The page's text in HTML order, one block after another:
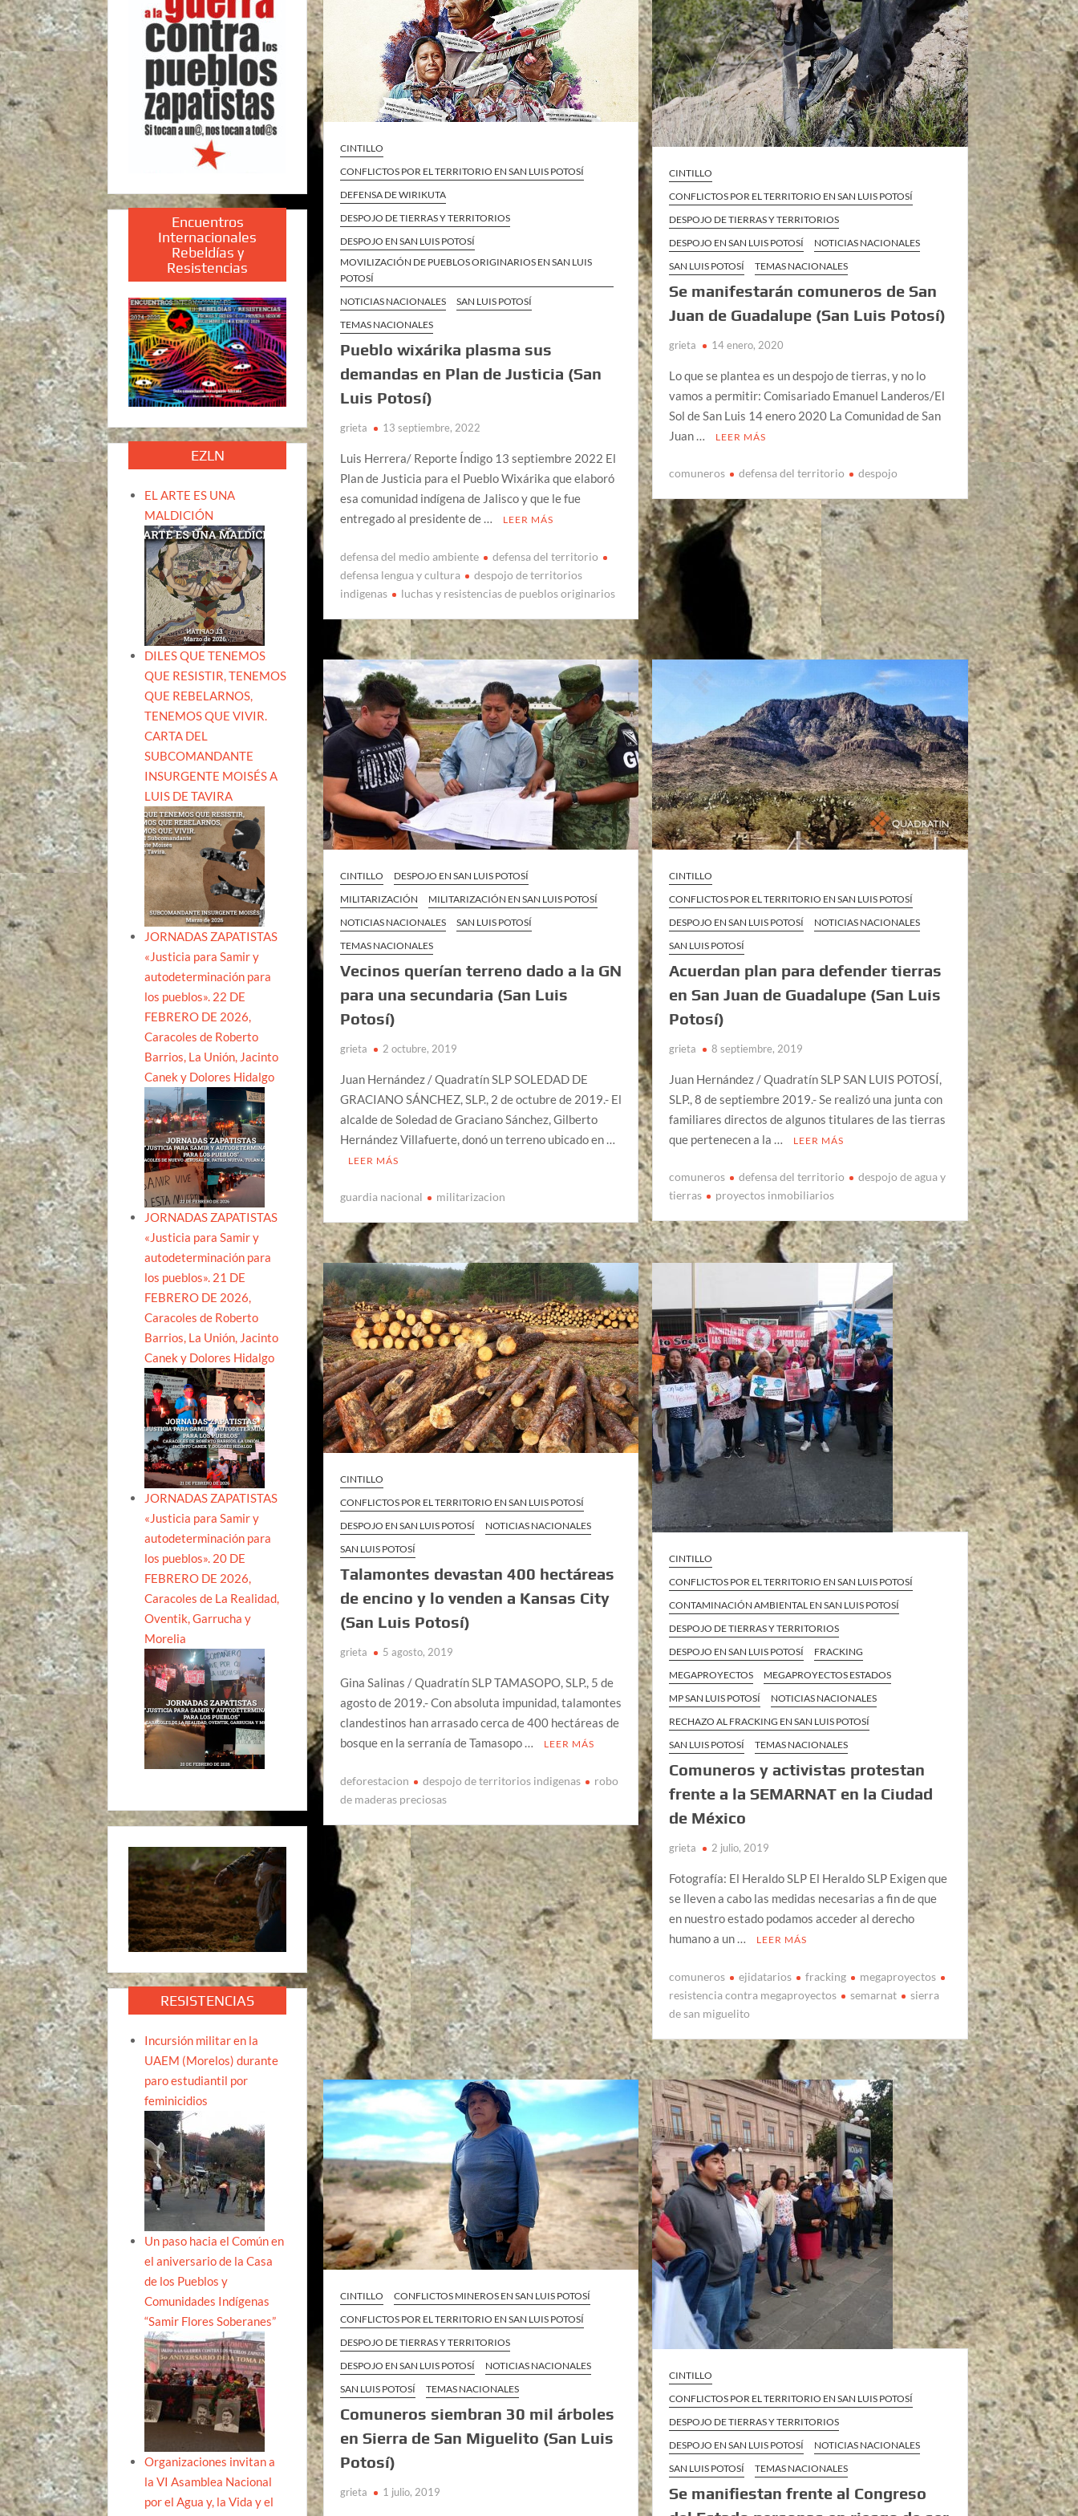
CINTILLO
CONFLICTOS POR EL TERRITORIO EN SAN LUIS POTOSÍ
DEFENSA DE WIRIKUTA
DESPOJO DE TIERRAS Y TERRITORIOS
DESPOJO EN SAN LUIS POTOSÍ
MOVILIZACIÓN DE PUEBLOS ORIGINARIOS EN SAN LUIS
POTOSÍ
NOTICIAS NACIONALES
SAN LUIS POTOSÍ
TEMAS NACIONALES
Pueblo wixárika plasma sus
demandas en Plan de Justicia (San
Luis Potosí)
grieta 13 septiembre, 2022
Luis Herrera/ Reporte Índigo 13 septiembre 2022 El
Plan de Justicia para el Pueblo Wixárika que elaboró
esa comunidad indígena de Jalisco y que le fue
entregado al presidente de …
LEER MÁS
defensa del medio ambiente
defensa del territorio
defensa lengua y cultura
despojo de territorios
indigenas
luchas y resistencias de pueblos originarios
CINTILLO
CONFLICTOS POR EL TERRITORIO EN SAN LUIS POTOSÍ
DESPOJO DE TIERRAS Y TERRITORIOS
DESPOJO EN SAN LUIS POTOSÍ
NOTICIAS NACIONALES
SAN LUIS POTOSÍ
TEMAS NACIONALES
Se manifestarán comuneros de San
Juan de Guadalupe (San Luis Potosí)
grieta 14 enero, 2020
Lo que se plantea es un despojo de tierras, y no lo
vamos a permitir: Comisariado Emanuel Landeros/El
Sol de San Luis 14 enero 2020 La Comunidad de San
Juan …
LEER MÁS
comuneros defensa del territorio despojo
CINTILLO
DESPOJO EN SAN LUIS POTOSÍ
MILITARIZACIÓN
MILITARIZACIÓN EN SAN LUIS POTOSÍ
NOTICIAS NACIONALES
SAN LUIS POTOSÍ
TEMAS NACIONALES
Vecinos querían terreno dado a la GN
para una secundaria (San Luis
Potosí)
grieta 2 octubre, 2019
Juan Hernández / Quadratín SLP SOLEDAD DE
GRACIANO SÁNCHEZ, SLP., 2 de octubre de 2019.- El
alcalde de Soledad de Graciano Sánchez, Gilberto
Hernández Villafuerte, donó un terreno ubicado en …
LEER MÁS
guardia nacional militarizacion
CINTILLO
CONFLICTOS POR EL TERRITORIO EN SAN LUIS POTOSÍ
DESPOJO EN SAN LUIS POTOSÍ
NOTICIAS NACIONALES
SAN LUIS POTOSÍ
Acuerdan plan para defender tierras
en San Juan de Guadalupe (San Luis
Potosí)
grieta 8 septiembre, 2019
Juan Hernández / Quadratín SLP SAN LUIS POTOSÍ,
SLP., 8 de septiembre 2019.- Se realizó una junta con
familiares directos de algunos titulares de las tierras
que pertenecen a la …
LEER MÁS
comuneros defensa del territorio
despojo de agua y
tierras
proyectos inmobiliarios
CINTILLO
CONFLICTOS POR EL TERRITORIO EN SAN LUIS POTOSÍ
DESPOJO EN SAN LUIS POTOSÍ
NOTICIAS NACIONALES
SAN LUIS POTOSÍ
Talamontes devastan 400 hectáreas
de encino y lo venden a Kansas City
(San Luis Potosí)
grieta 5 agosto, 2019
Gina Salinas / Quadratín SLP TAMASOPO, SLP., 5 de
agosto de 2019.- Con absoluta impunidad, talamontes
clandestinos han arrasado cerca de 400 hectáreas de
bosque en la serranía de Tamasopo …
LEER MÁS
deforestacion despojo de territorios indigenas
robo
de maderas preciosas
CINTILLO
CONFLICTOS POR EL TERRITORIO EN SAN LUIS POTOSÍ
CONTAMINACIÓN AMBIENTAL EN SAN LUIS POTOSÍ
DESPOJO DE TIERRAS Y TERRITORIOS
DESPOJO EN SAN LUIS POTOSÍ
FRACKING
MEGAPROYECTOS
MEGAPROYECTOS ESTADOS
MP SAN LUIS POTOSÍ
NOTICIAS NACIONALES
RECHAZO AL FRACKING EN SAN LUIS POTOSÍ
SAN LUIS POTOSÍ
TEMAS NACIONALES
Comuneros y activistas protestan
frente a la SEMARNAT en la Ciudad
de México
grieta 2 julio, 2019
Fotografía: El Heraldo SLP El Heraldo SLP Exigen que
se lleven a cabo las medidas necesarias a fin de que
en nuestro estado podamos acceder al derecho
humano a un …
LEER MÁS
comuneros ejidatarios fracking
megaproyectos
resistencia contra megaproyectos
semarnat
sierra
de san miguelito
CINTILLO
CONFLICTOS MINEROS EN SAN LUIS POTOSÍ
CONFLICTOS POR EL TERRITORIO EN SAN LUIS POTOSÍ
DESPOJO DE TIERRAS Y TERRITORIOS
DESPOJO EN SAN LUIS POTOSÍ
NOTICIAS NACIONALES
SAN LUIS POTOSÍ
TEMAS NACIONALES
Comuneros siembran 30 mil árboles
en Sierra de San Miguelito (San Luis
Potosí)
grieta 1 julio, 2019
CINTILLO
CONFLICTOS POR EL TERRITORIO EN SAN LUIS POTOSÍ
DESPOJO DE TIERRAS Y TERRITORIOS
DESPOJO EN SAN LUIS POTOSÍ
NOTICIAS NACIONALES
SAN LUIS POTOSÍ
TEMAS NACIONALES
Se manifiestan frente al Congreso
Encuentros
Internacionales
Rebeldías y
Resistencias
EZLN
EL ARTE ES UNA
MALDICIÓN
DILES QUE TENEMOS
QUE RESISTIR, TENEMOS
QUE REBELARNOS,
TENEMOS QUE VIVIR.
CARTA DEL
SUBCOMANDANTE
INSURGENTE MOISÉS A
LUIS DE TAVIRA
JORNADAS ZAPATISTAS
«Justicia para Samir y
autodeterminación para
los pueblos». 22 DE
FEBRERO DE 2026,
Caracoles de Roberto
Barrios, La Unión, Jacinto
Canek y Dolores Hidalgo
JORNADAS ZAPATISTAS
«Justicia para Samir y
autodeterminación para
los pueblos». 21 DE
FEBRERO DE 2026,
Caracoles de Roberto
Barrios, La Unión, Jacinto
Canek y Dolores Hidalgo
JORNADAS ZAPATISTAS
«Justicia para Samir y
autodeterminación para
los pueblos». 20 DE
FEBRERO DE 2026,
Caracoles de La Realidad,
Oventik, Garrucha y
Morelia
RESISTENCIAS
Incursión militar en la
UAEM (Morelos) durante
paro estudiantil por
feminicidios
Un paso hacia el Común en
el aniversario de la Casa
de los Pueblos y
Comunidades Indígenas
“Samir Flores Soberanes”
Organizaciones invitan a
la VI Asamblea Nacional
por el Agua y, la Vida y el